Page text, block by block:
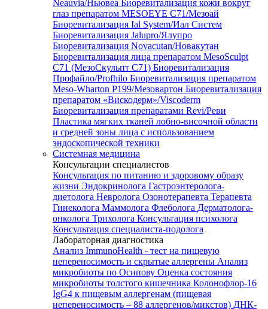
Neauvia/Ньювеа Биоревитализация кожи вокруг
глаз препаратом MESOEYE C71/Мезоай
Биоревитализация Ial System/Иал Систем
Биоревитализация Jalupro/Ялупро
Биоревитализация Novacutan/Новакутан
Биоревитализация лица препаратом MesoSculpt
C71 (МезоСкульпт С71) Биоревитализация
Профайло/Profhilo Биоревитализация препаратом
Meso-Wharton P199/Мезовартон Биоревитализация
препаратом «Вискодерм»/Viscoderm
Биоревитализация препаратами Revi/Реви
Пластика мягких тканей лобно-височной области
и средней зоны лица с использованием
эндоскопической техники
Системная медицина
Консультации специалистов
Консультация по питанию и здоровому образу
жизни Эндокринолога Гастроэнтеролога-
диетолога Невролога Озонотерапевта Терапевта
Гинеколога Маммолога Флеболога Дерматолога-
онколога Трихолога Консультация психолога
Консультация специалиста-подолога
Лабораторная диагностика
Анализ ImmunoHealth - тест на пищевую
непереносимость и скрытые аллергены Анализ
микробиоты по Осипову Оценка состояния
микробиоты толстого кишечника Колонофлор-16
IgG4 к пищевым аллергенам (пищевая
непереносимость – 88 аллергенов/микстов) ДНК-